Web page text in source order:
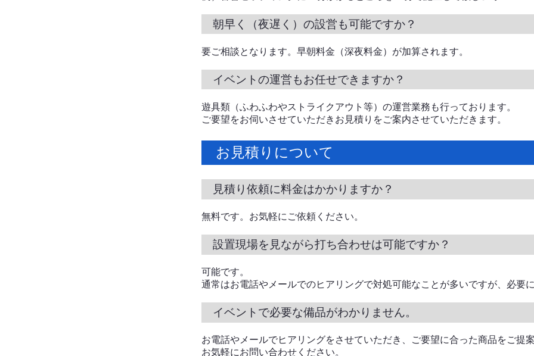
朝早く（夜遅く）の設営も可能ですか？
要ご相談となります。早朝料金（深夜料金）が加算されます。
イベントの運営もお任せできますか？
遊具類（ふわふわやストライクアウト等）の運営業務も行っております。
ご要望をお伺いさせていただきお見積りをご案内させていただきます。
お見積りについて
見積り依頼に料金はかかりますか？
無料です。お気軽にご依頼ください。
設置現場を見ながら打ち合わせは可能ですか？
可能です。
通常はお電話やメールでのヒアリングで対処可能なことが多いですが、必要
イベントで必要な備品がわかりません。
お電話やメールでヒアリングをさせていただき、ご要望に合った商品をご提
お気軽にお問い合わせください。